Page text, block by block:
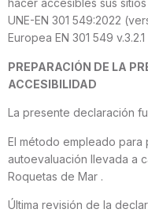
hacer accesibles sus
UNE-EN 301 549:2022
Europea EN 301 549
PREPARACIÓN DE LA
ACCESIBILIDAD
La presente declaración
El método empleado para
autoevaluación llevada a
Roquetas de Mar .
Última revisión de la